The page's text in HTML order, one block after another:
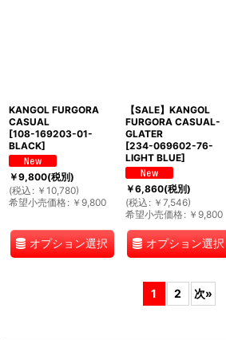
KANGOL FURGORA
CASUAL
[108-169203-01-
BLACK]
￥9,800(税別)
(税込 : ￥ 10,780)
希望小売価格: ￥ 9,800
オプション選択
【SALE】KANGOL
FURGORA CASUAL-
GLATER
[234-069602-76-
LIGHT BLUE]
￥6,860(税別)
(税込 : ￥ 7,546)
希望小売価格: ￥ 9,800
オプション選択
1 2 次»